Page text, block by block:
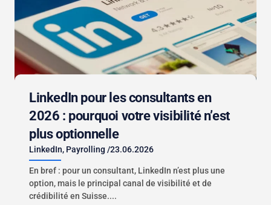
LinkedIn pour les consultants en
2026 : pourquoi votre visibilité n’est
plus optionnelle
LinkedIn, Payrolling /23.06.2026
En bref : pour un consultant, LinkedIn n’est plus une
option, mais le principal canal de visibilité et de
crédibilité en Suisse....